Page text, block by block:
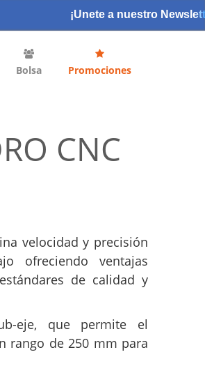
¡Unete a nuestro
Bolsa Promociones
CNC
velocidad y precisión
ofreciendo ventajas
de calidad y
eje, que permite el
rango de 250 mm para